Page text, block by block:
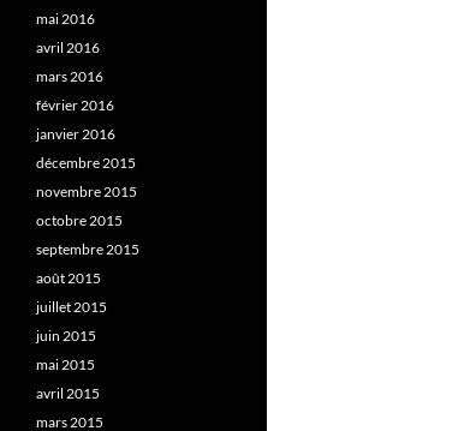
mai 2016
avril 2016
mars 2016
février 2016
janvier 2016
décembre 2015
novembre 2015
octobre 2015
septembre 2015
août 2015
juillet 2015
juin 2015
mai 2015
avril 2015
mars 2015